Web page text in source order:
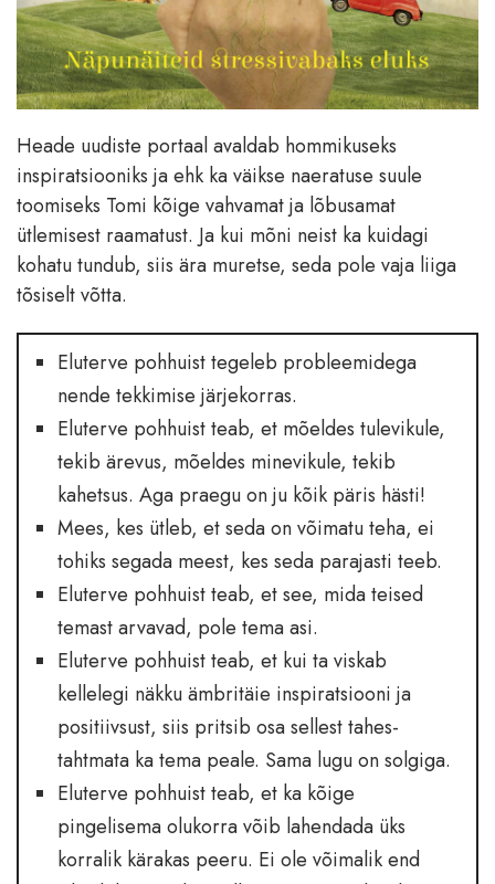
Heade uudiste portaal avaldab hommikuseks
inspiratsiooniks ja ehk ka väikse naeratuse suule
toomiseks Tomi kõige vahvamat ja lõbusamat
ütlemisest raamatust. Ja kui mõni neist ka kuidagi
kohatu tundub, siis ära muretse, seda pole vaja liiga
tõsiselt võtta.
Eluterve pohhuist tegeleb probleemidega
nende tekkimise järjekorras.
Eluterve pohhuist teab, et mõeldes tulevikule,
tekib ärevus, mõeldes minevikule, tekib
kahetsus. Aga praegu on ju kõik päris hästi!
Mees, kes ütleb, et seda on võimatu teha, ei
tohiks segada meest, kes seda parajasti teeb.
Eluterve pohhuist teab, et see, mida teised
temast arvavad, pole tema asi.
Eluterve pohhuist teab, et kui ta viskab
kellelegi näkku ämbritäie inspiratsiooni ja
positiivsust, siis pritsib osa sellest tahes-
tahtmata ka tema peale. Sama lugu on solgiga.
Eluterve pohhuist teab, et ka kõige
pingelisema olukorra võib lahendada üks
korralik kärakas peeru. Ei ole võimalik end